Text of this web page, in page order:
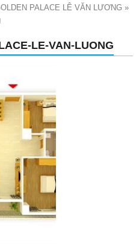
PALACE LÊ VĂN LƯƠNG »
LE-VAN-LUONG